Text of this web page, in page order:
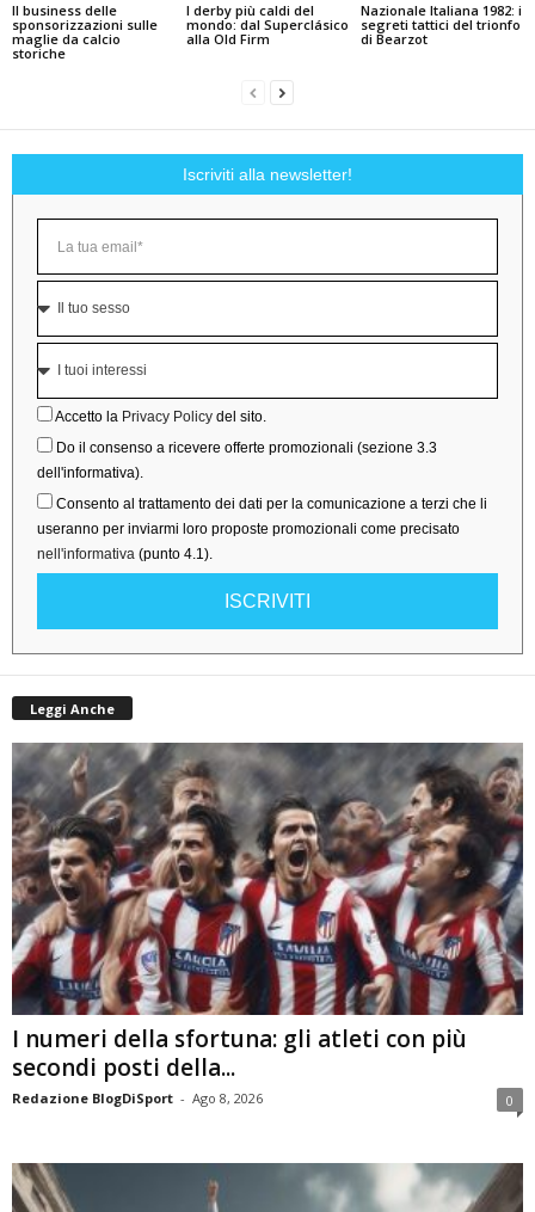
Il business delle
sponsorizzazioni sulle
maglie da calcio
storiche
I derby più caldi del
mondo: dal Superclásico
alla Old Firm
Nazionale Italiana 1982: i
segreti tattici del trionfo
di Bearzot
Iscriviti alla newsletter!
Accetto la Privacy Policy del sito.
Do il consenso a ricevere offerte promozionali (sezione 3.3
dell'informativa).
Consento al trattamento dei dati per la comunicazione a terzi che li
useranno per inviarmi loro proposte promozionali come precisato
nell'informativa (punto 4.1).
ISCRIVITI
Leggi Anche
I numeri della sfortuna: gli atleti con più
secondi posti della...
Redazione BlogDiSport - Ago 8, 2026 0